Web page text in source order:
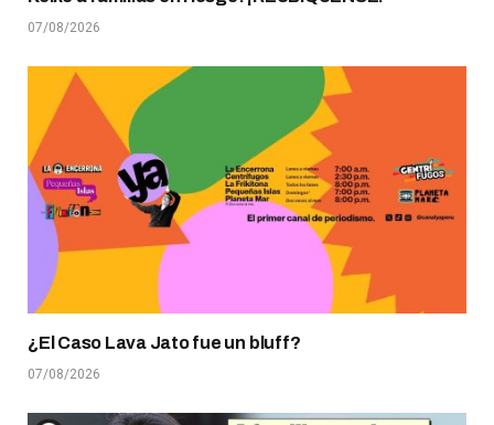
07/08/2026
¿El Caso Lava Jato fue un bluff?
07/08/2026